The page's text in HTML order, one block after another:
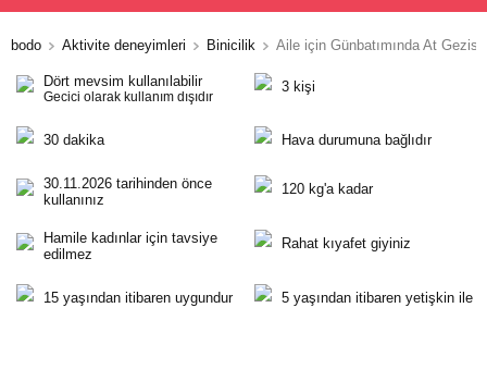
bodo Aktivite deneyimleri Binicilik Aile için Günbatımında At Gezisi
Dört mevsim kullanılabilir
Gecici olarak kullanım dışıdır
3 kişi
30 dakika Hava durumuna bağlıdır
30.11.2026 tarihinden önce
kullanınız
120 kg'a kadar
Hamile kadınlar için tavsiye
edilmez
Rahat kıyafet giyiniz
15 yaşından itibaren uygundur 5 yaşından itibaren yetişkin ile